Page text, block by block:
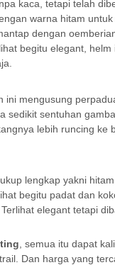
kaca, tetapi telah
warna hitam
dengan
begitu elegant,
mengusung
sedikit sentuhan
lebih runcing ke
lengkap yakni
begitu padat dan
elegant tetapi
, semua itu dapat
Dan harga yang